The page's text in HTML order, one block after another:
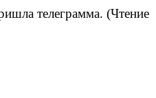
телеграмма. (Чтение